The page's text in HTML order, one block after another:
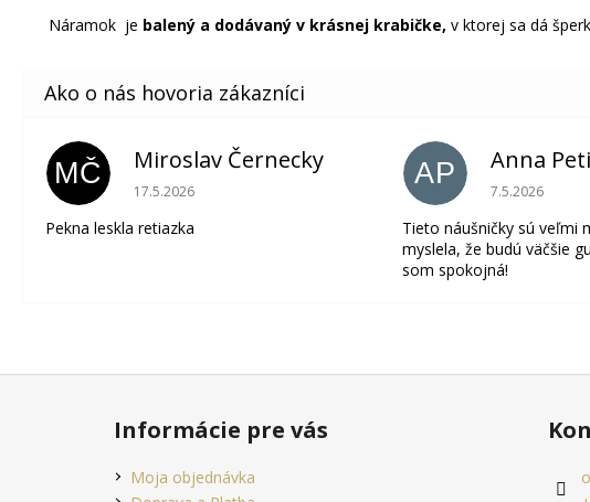
Náramok je balený a dodávaný v krásnej krabičke, v ktorej sa dá
MČ Miroslav Černecky
Hodnotenie obchodu je 5 z 5 hviezdičiek.
17.5.2026
Pekna leskla retiazka
AP Anna
Hodnotenie
7.5.2026
Tieto náušničky sú veľmi
myslela, že budú väčšie
som spokojná!
Z
Informácie pre vás
Moja objednávka